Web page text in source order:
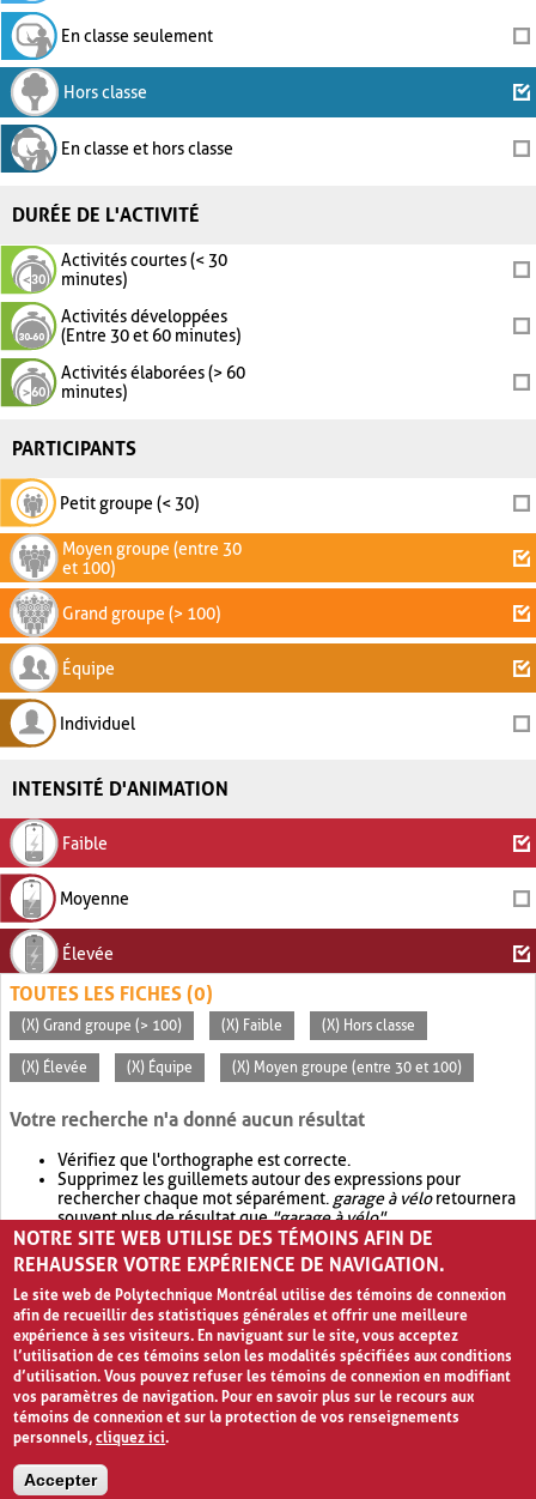
En classe seulement
Hors classe
En classe et hors classe
DURÉE DE L'ACTIVITÉ
Activités courtes (< 30
minutes)
Activités développées
(Entre 30 et 60 minutes)
Activités élaborées (> 60
minutes)
PARTICIPANTS
Petit groupe (< 30)
Moyen groupe (entre 30
et 100)
Grand groupe (> 100)
Équipe
Individuel
INTENSITÉ D'ANIMATION
Faible
Moyenne
Élevée
TOUTES LES FICHES (0)
(X) Grand groupe (> 100) (X) Faible (X) Hors classe
(X) Élevée (X) Équipe (X) Moyen groupe (entre 30 et 100)
Votre recherche n'a donné aucun résultat
Vérifiez que l'orthographe est correcte.
Supprimez les guillemets autour des expressions pour
rechercher chaque mot séparément. garage à véloretournera
souvent plus de résultat que"garage à vélo".
Envisagez d'élargir votre recherche avec OR.garage OR vélo
retournera souvent plus de résultat quegarage à vélo
NOTRE SITE WEB UTILISE DES TÉMOINS AFIN DE
REHAUSSER VOTRE EXPÉRIENCE DE NAVIGATION.
Le site web de Polytechnique Montréal utilise des témoins de connexion
afin de recueillir des statistiques générales et offrir une meilleure
expérience à ses visiteurs. En naviguant sur le site, vous acceptez
l’utilisation de ces témoins selon les modalités spécifiées aux conditions
d’utilisation. Vous pouvez refuser les témoins de connexion en modifiant
vos paramètres de navigation. Pour en savoir plus sur le recours aux
témoins de connexion et sur la protection de vos renseignements
personnels,cliquez ici.
Accepter